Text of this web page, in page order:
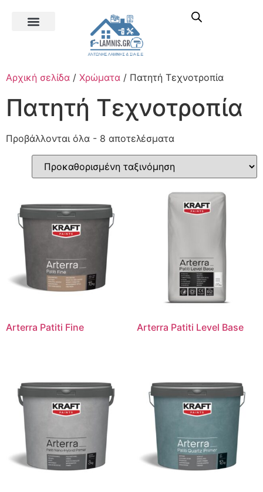
Αρχική σελίδα / Χρώματα / Πατητή Τεχνοτροπία
Πατητή Τεχνοτροπία
Προβάλλονται όλα - 8 αποτελέσματα
Arterra Patiti Fine Arterra Patiti Level Base